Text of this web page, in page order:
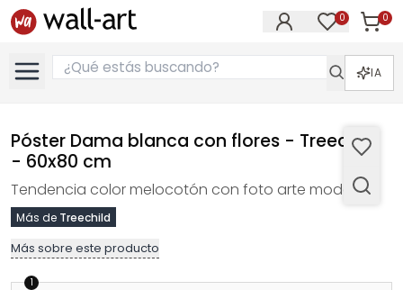
0 0
IA
Póster Dama blanca con flores - Treechild
- 60x80 cm
Tendencia color melocotón con foto arte moderno
Más de Treechild
Más sobre este producto
1